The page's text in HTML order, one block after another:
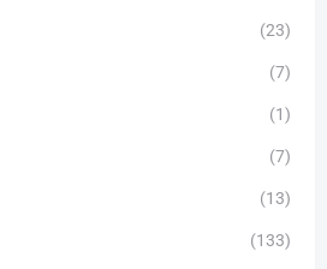
(23)
(7)
(1)
(7)
(13)
(133)